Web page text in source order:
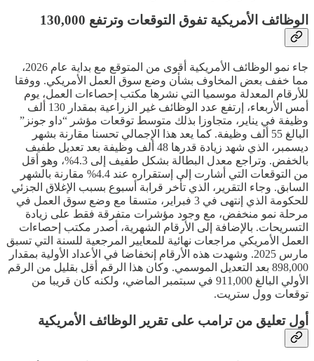
الوظائف الأمريكية تفوق التوقعات وترتفع 130,000
جاء نمو الوظائف الأمريكية أقوى من المتوقع مع بداية عام 2026،
مما خفف بعض المخاوف بشأن وضع سوق العمل الأمريكي. ووفقا
للأرقام المعدلة موسميا التي نشرها مكتب إحصاءات العمل، يوم
أمس الأربعاء، إرتفع عدد الوظائف غير الزراعية بمقدار 130 ألف
وظيفة في يناير، متجاوزا بذلك متوسط ​​توقعات مؤشر “داو جونز”
البالغ 55 ألف وظيفة. كما يعد هذا الإجمالي تحسنا مقارنة بشهر
ديسمبر، الذي شهد زيادة قدرها 48 ألف وظيفة بعد تعديل طفيف
بالخفض. وتراجع معدل البطالة بشكل طفيف إلى 4.3%، وهو أقل
من التوقعات التي أشارت إلى إستقراره عند 4.4% مقارنة بالشهر
السابق. وجاء التقرير، الذي تأخر قرابة أسبوع بسبب الإغلاق الجزئي
للحكومة الذي إنتهى في 3 فبراير، متسقا مع وضع سوق العمل في
مرحلة نمو منخفض، مع وجود مؤشرات متفرقة فقط على زيادة
التسريحات. بالإضافة إلى الأرقام الشهرية، أصدر مكتب إحصاءات
العمل الأمريكي مراجعات نهائية للمعايير المرجعية للسنة التي تسبق
مارس 2025. وشهدت هذه الأرقام إنخفاضا في الأعداد الأولية بمقدار
898,000 بعد التعديل الموسمي. وكان هذا الرقم أقل بقليل من الرقم
الأولي البالغ 911,000 في سبتمبر الماضي، ولكنه كان قريبا من
توقعات وول ستريت.
أول تعليق من ترامب على تقرير الوظائف الأمريكية